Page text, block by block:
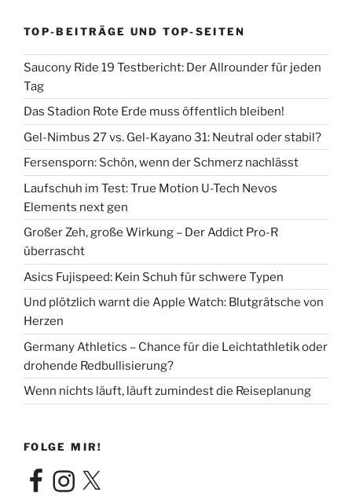
TOP-BEITRÄGE UND TOP-SEITEN
Saucony Ride 19 Testbericht: Der Allrounder für jeden
Tag
Das Stadion Rote Erde muss öffentlich bleiben!
Gel-Nimbus 27 vs. Gel-Kayano 31: Neutral oder stabil?
Fersensporn: Schön, wenn der Schmerz nachlässt
Laufschuh im Test: True Motion U-Tech Nevos
Elements next gen
Großer Zeh, große Wirkung – Der Addict Pro-R
überrascht
Asics Fujispeed: Kein Schuh für schwere Typen
Und plötzlich warnt die Apple Watch: Blutgrätsche von
Herzen
Germany Athletics – Chance für die Leichtathletik oder
drohende Redbullisierung?
Wenn nichts läuft, läuft zumindest die Reiseplanung
FOLGE MIR!
FacebookInstagram
X